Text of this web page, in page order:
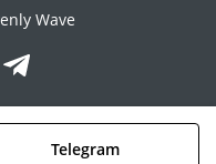
Telegram
Wave